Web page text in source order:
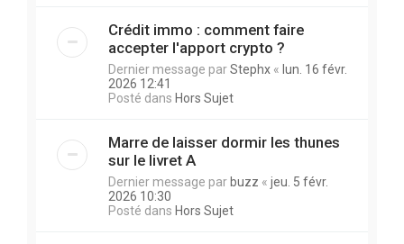
Crédit immo : comment faire
accepter l'apport crypto ?
Dernier message parStephx « lun. 16 févr.
2026 12:41
Posté dans Hors Sujet
Marre de laisser dormir les thunes
sur le livret A
Dernier message parbuzz « jeu. 5 févr.
2026 10:30
Posté dans Hors Sujet